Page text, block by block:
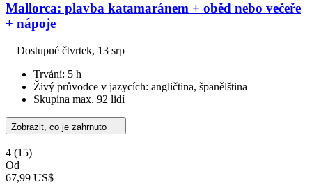
Mallorca: plavba katamaránem + oběd nebo večeře
+ nápoje
Dostupné čtvrtek, 13 srp
Trvání: 5 h
Živý průvodce v jazycích: angličtina, španělština
Skupina max. 92 lidí
Zobrazit, co je zahrnuto
4 (15)
Od
67,99 US$